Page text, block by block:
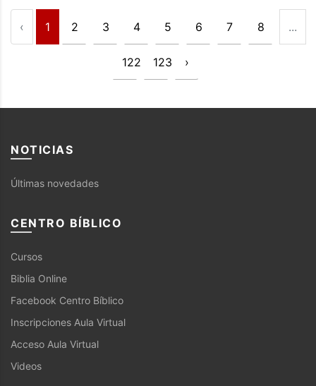
‹ 1 2 3 4 5 6 7 8 ...
122 123 ›
NOTICIAS
Últimas novedades
CENTRO BÍBLICO
Cursos
Biblia Online
Facebook Centro Bíblico
Inscripciones Aula Virtual
Acceso Aula Virtual
Videos